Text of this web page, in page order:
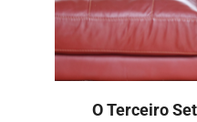
O Terceiro